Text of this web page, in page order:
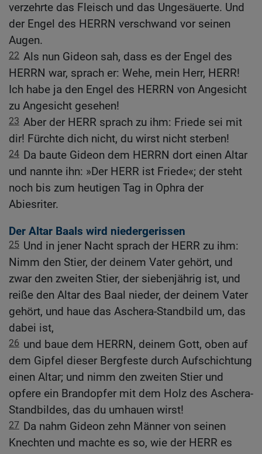
verzehrte das Fleisch und das Ungesäuerte. Und
der Engel des HERRN verschwand vor seinen
Augen.
22 Als nun Gideon sah, dass es der Engel des
HERRN war, sprach er: Wehe, mein Herr, HERR!
Ich habe ja den Engel des HERRN von Angesicht
zu Angesicht gesehen!
23 Aber der HERR sprach zu ihm: Friede sei mit
dir! Fürchte dich nicht, du wirst nicht sterben!
24 Da baute Gideon dem HERRN dort einen Altar
und nannte ihn: »Der HERR ist Friede«; der steht
noch bis zum heutigen Tag in Ophra der
Abiesriter.
Der Altar Baals wird niedergerissen
25 Und in jener Nacht sprach der HERR zu ihm:
Nimm den Stier, der deinem Vater gehört, und
zwar den zweiten Stier, der siebenjährig ist, und
reiße den Altar des Baal nieder, der deinem Vater
gehört, und haue das Aschera-Standbild um, das
dabei ist,
26 und baue dem HERRN, deinem Gott, oben auf
dem Gipfel dieser Bergfeste durch Aufschichtung
einen Altar; und nimm den zweiten Stier und
opfere ein Brandopfer mit dem Holz des Aschera-
Standbildes, das du umhauen wirst!
27 Da nahm Gideon zehn Männer von seinen
Knechten und machte es so, wie der HERR es